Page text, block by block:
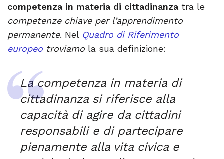
competenza in materia di cittadinanzatra le
competenze chiave per l’apprendimento
permanente. Nel Quadro di Riferimento
europeo troviamo la sua definizione:
La competenza in materia di
cittadinanza si riferisce alla
capacità di agire da cittadini
responsabili e di partecipare
pienamente alla vita civica e